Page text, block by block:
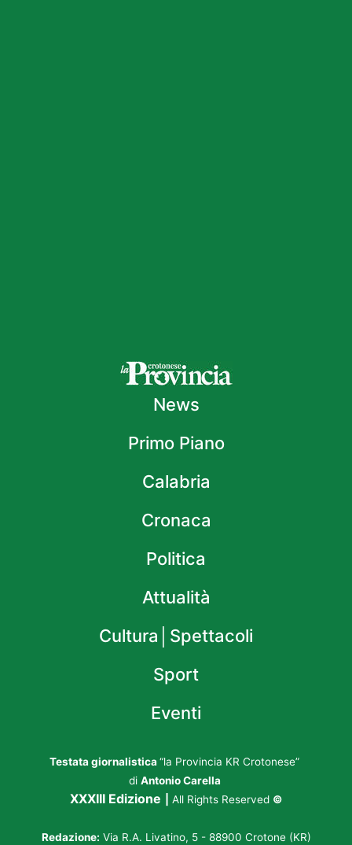
News
Primo Piano
Calabria
Cronaca
Politica
Attualità
Cultura│Spettacoli
Sport
Eventi
Testata giornalistica “la Provincia KR Crotonese”
di Antonio Carella
XXXIII Edizione All Rights Reserved ©
Redazione: Via R.A. Livatino, 5 - 88900 Crotone (KR)